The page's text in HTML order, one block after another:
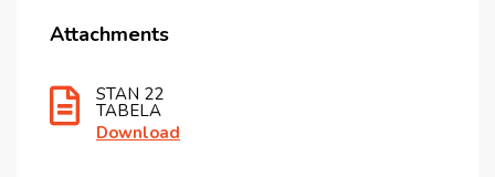
Attachments
STAN 22
TABELA
Download